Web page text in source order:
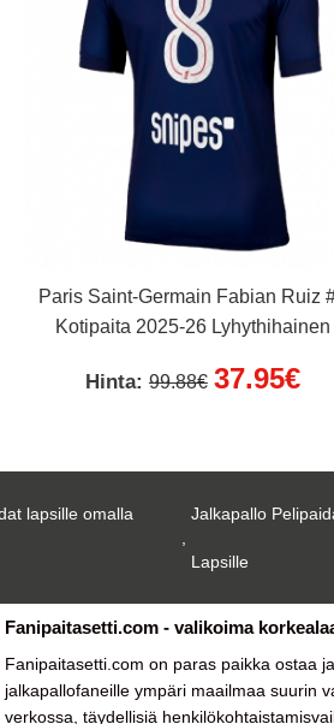
Paris Saint-Germain Fabian Ruiz
Kotipaita 2025-26 Lyhythihainen
Hinta: 99.88€ 37.95€
lapsille omalla
,
Jalkapallo
Lapsille
Fanipaitasetti.com - valikoima
Fanipaitasetti.com on paras paikka ostaa
jalkapallofaneille ympäri maailmaa suurin
verkossa, täydellisiä